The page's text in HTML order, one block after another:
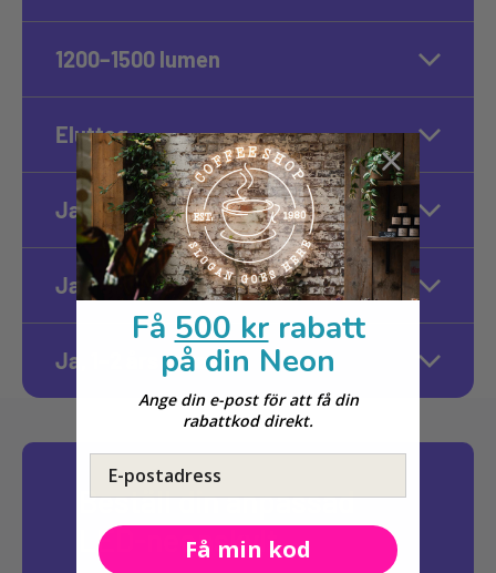
1200–1500 lumen
Eluttag
Ja, dimbar
Ja, 100 % tyst
Ja, 1–2 års garanti
Beställ din anpassad
LED-neonskylt
Få 500 krrabatt
på din Neon
Ange din e-post för att få din
rabattkod direkt.
E-postadress
Få min kod